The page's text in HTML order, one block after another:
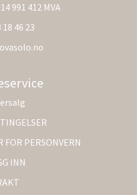
991 412 MVA
18 46 23
PERSONVERN
INN